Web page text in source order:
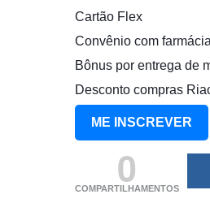
Cartão Flex
Convênio com
Bônus por entrega de
Desconto compras
ME INSCREVER
0
COMPARTILHAMENTOS